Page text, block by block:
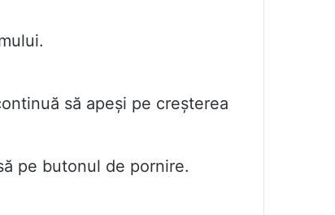
să apeși pe creșterea
pe butonul de pornire.